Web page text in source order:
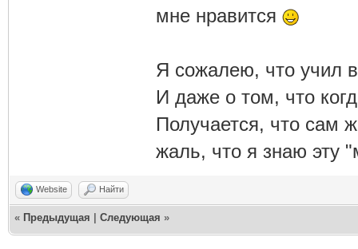
мне нравится
Я сожалею, что учил
И даже о том, что
Получается, что сам
жаль, что я знаю эту
Website Найти
« Предыдущая Следующая »